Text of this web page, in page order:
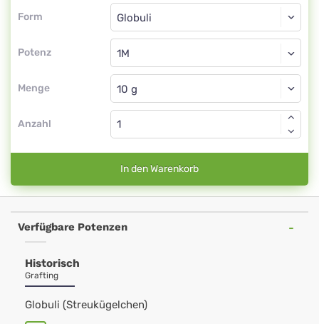
Form
Form
Potenz
Globuli
1M
Menge
Globuli
Anzahl
In den Warenkorb
Verfügbare Potenzen
Historisch
Grafting
Globuli (Streukügelchen)